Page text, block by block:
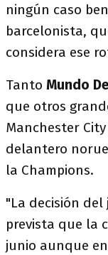
ningún caso
barcelonista,
considera ese
Tanto Mundo
que otros
Manchester
delantero
la Champions.
"La decisión
prevista que la
junio aunque